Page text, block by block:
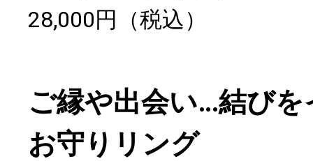
28,000円（税込）
ご縁や出会い…結び
お守りリング